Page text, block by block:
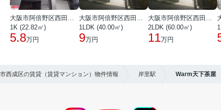
大阪市阿倍野区西田辺町１丁目
1K (22.82㎡)
5.8万円
大阪市阿倍野区西田辺町１丁目
1LDK (40.00㎡)
9万円
大阪市阿倍野区西田辺町１丁目
2LDK (60.00㎡)
11万円
西成区の賃貸（賃貸マンション）物件情報 岸里駅 Warm天下茶屋